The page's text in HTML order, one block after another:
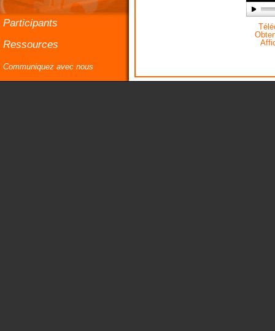
Participants
Ressources
Communiquez avec nous